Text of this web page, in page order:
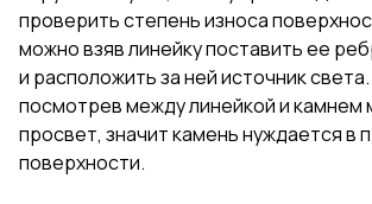
проверить степень износа
можно взяв линейку поставить ее
и расположить за ней источник света.
посмотрев между линейкой и камнем
просвет, значит камень нуждается в
поверхности.